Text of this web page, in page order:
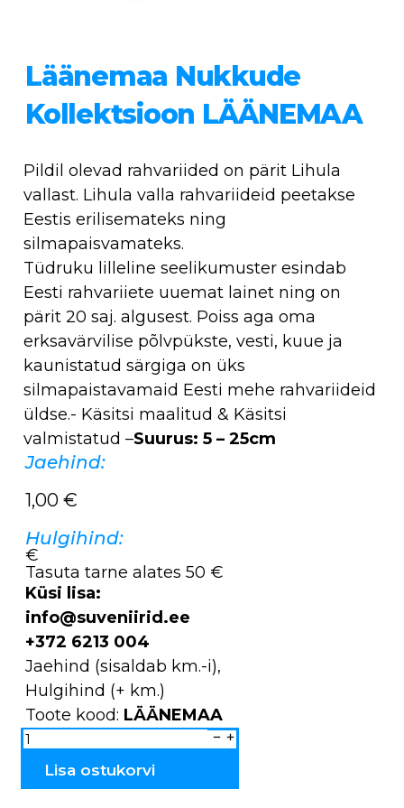
Läänemaa Nukkude
Kollektsioon LÄÄNEMAA
Pildil olevad rahvariided on pärit Lihula
vallast. Lihula valla rahvariideid peetakse
Eestis erilisemateks ning
silmapaisvamateks.
Tüdruku lilleline seelikumuster esindab
Eesti rahvariiete uuemat lainet ning on
pärit 20 saj. algusest. Poiss aga oma
erksavärvilise põlvpükste, vesti, kuue ja
kaunistatud särgiga on üks
silmapaistavamaid Eesti mehe rahvariideid
üldse.- Käsitsi maalitud & Käsitsi
valmistatud –Suurus: 5 – 25cm
Jaehind:
1,00 €
Hulgihind:
€
Tasuta tarne alates 50 €
Küsi lisa:
info@suveniirid.ee
+372 6213 004
Jaehind (sisaldab km.-i),
Hulgihind (+ km.)
Toote kood: LÄÄNEMAA
Läänemaa
nukkude
kollektsioon
Lisa ostukorvi